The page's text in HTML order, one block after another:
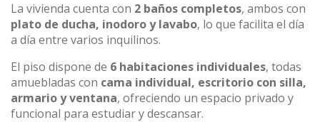
La vivienda cuenta con 2 baños completos, ambos con
plato de ducha, inodoro y lavabo, lo que facilita el día
a día entre varios inquilinos.
El piso dispone de 6 habitaciones individuales, todas
amuebladas con cama individual, escritorio con silla,
armario y ventana, ofreciendo un espacio privado y
funcional para estudiar y descansar.